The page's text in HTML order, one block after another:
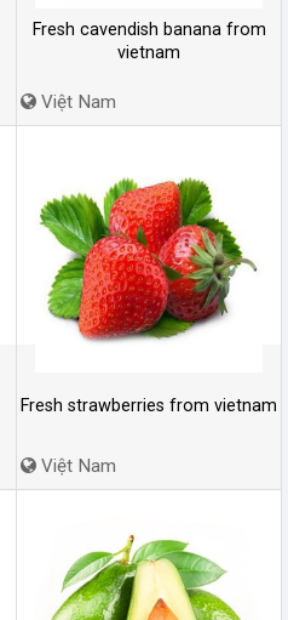
Fresh cavendish banana from
vietnam
Việt Nam
Fresh strawberries from vietnam
Việt Nam